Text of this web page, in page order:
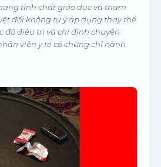
tính chất giáo dục và tham
đối không tự ý áp dụng thay thế
đồ điều trị và chỉ định chuyên
viên y tế có chứng chỉ hành